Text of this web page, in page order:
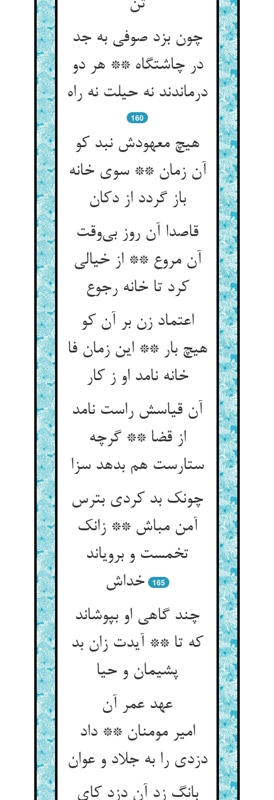
تن
چون بزد صوفی به جد
در چاشتگاه ** هر دو
درماندند نه حیلت نه راه
160
هیچ معهودش نبد کو
آن زمان ** سوی خانه
باز گردد از دکان
قاصدا آن روز بی‌وقت
آن مروع ** از خیالی
کرد تا خانه رجوع
اعتماد زن بر آن کو
هیچ بار ** این زمان فا
خانه نامد او ز کار
آن قیاسش راست نامد
از قضا ** گرچه
ستارست هم بدهد سزا
چونک بد کردی بترس
آمن مباش ** زانک
تخمست و برویاند
خداش
165
چند گاهی او بپوشاند
که تا ** آیدت زان بد
پشیمان و حیا
عهد عمر آن
امیر مومنان ** داد
دزدی را به جلاد و عوان
بانگ زد آن دزد کای